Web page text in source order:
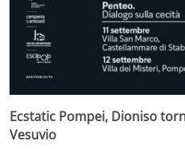
Ecstatic Pompei, Dioniso
Vesuvio